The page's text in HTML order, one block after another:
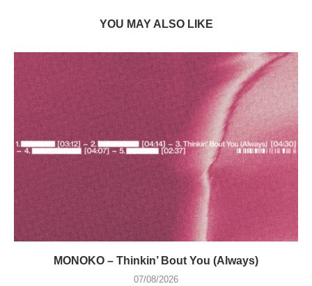
YOU MAY ALSO LIKE
MONOKO – Thinkin’ Bout You (Always)
07/08/2026